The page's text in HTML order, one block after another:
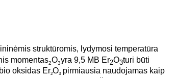
struktūromis, lydymosi temperatūra
momentas2O3yra 9,5 MB Er2O3turi būti
oksidas Er2O3 pirmiausia naudojamas kaip